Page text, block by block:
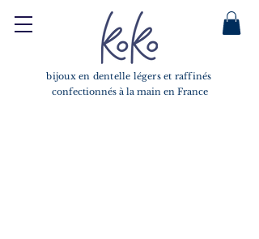
bijoux en dentelle légers et raffinés
confectionnés à la main en France